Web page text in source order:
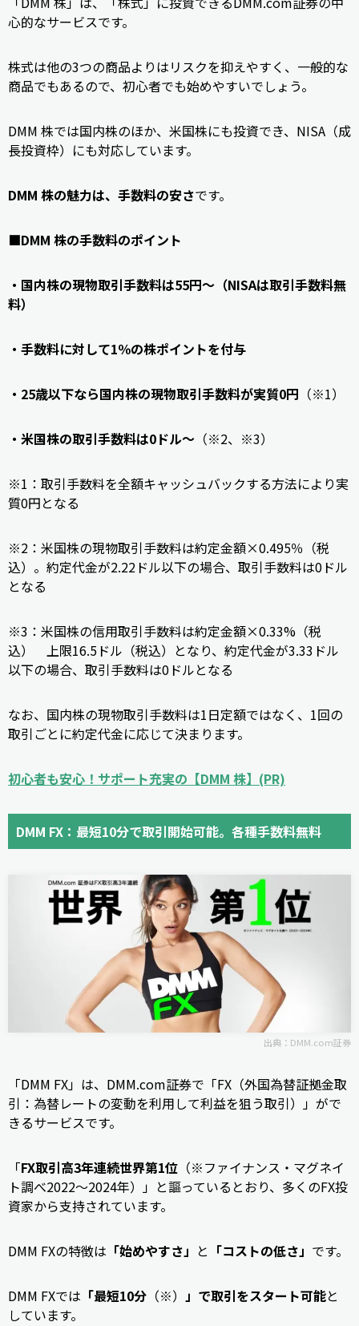
心的なサービスです。
株式は他の3つの商品よりはリスクを抑えやすく、一般的な
商品でもあるので、初心者でも始めやすいでしょう。
DMM 株では国内株のほか、米国株にも投資でき、NISA（成
長投資枠）にも対応しています。
DMM 株の魅力は、手数料の安さです。
■DMM 株の手数料のポイント
・国内株の現物取引手数料は55円～（NISAは取引手数料無
料）
・手数料に対して1％の株ポイントを付与
・25歳以下なら国内株の現物取引手数料が実質0円 （※1）
・米国株の取引手数料は0ドル～ （※2、※3）
※1：取引手数料を全額キャッシュバックする方法により実
質0円となる
※2：米国株の現物取引手数料は約定金額×0.495％（税
込）。約定代金が2.22ドル以下の場合、取引手数料は0ドル
となる
※3：米国株の信用取引手数料は約定金額×0.33%（税
込） 上限16.5ドル（税込）となり、約定代金が3.33ドル
以下の場合、取引手数料は0ドルとなる
なお、国内株の現物取引手数料は1日定額ではなく、1回の
取引ごとに約定代金に応じて決まります。
初心者も安心！サポート充実の【DMM 株】(PR)
DMM FX：最短10分で取引開始可能。各種手数料無料
出典：DMM.com証券
「DMM FX」は、DMM.com証券で「FX（外国為替証拠金取
引：為替レートの変動を利用して利益を狙う取引）」がで
きるサービスです。
「FX取引高3年連続世界第1位 （※ファイナンス・マグネイ
ト調べ2022～2024年）」と謳っているとおり、多くのFX投
資家から支持されています。
DMM FXの特徴は 「始めやすさ」 と 「コストの低さ」 です。
DMM FXでは 「最短10分 （※） 」で取引をスタート可能と
しています。